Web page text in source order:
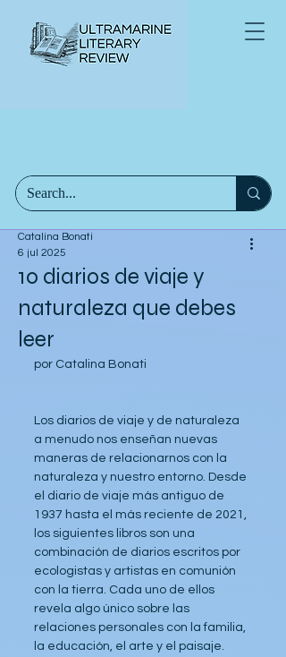
10 diarios de viaje y
naturaleza que debes
leer
Catalina Bonati
6 jul 2025
por Catalina Bonati
Los diarios de viaje y de naturaleza
a menudo nos enseñan nuevas
maneras de relacionarnos con la
naturaleza y nuestro entorno. Desde
el diario de viaje más antiguo de
1937 hasta el más reciente de 2021,
los siguientes libros son una
combinación de diarios escritos por
ecologistas y artistas en comunión
con la tierra. Cada uno de ellos
revela algo único sobre las
relaciones personales con la familia,
la educación, el arte y el paisaje.